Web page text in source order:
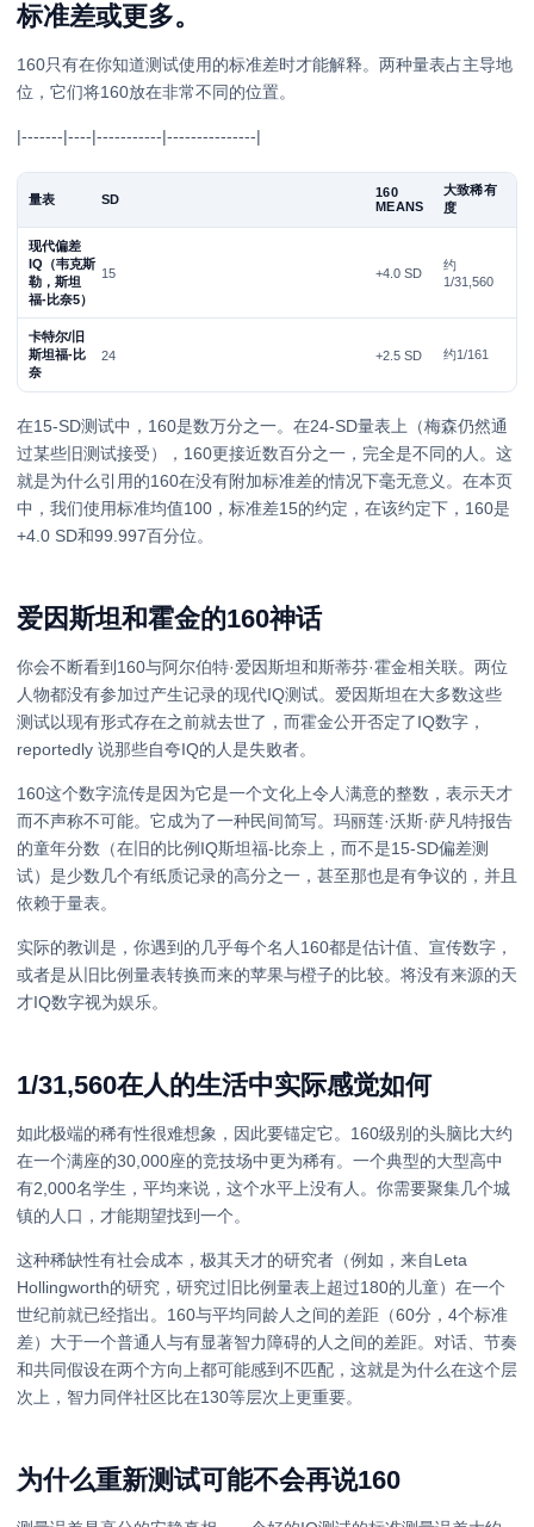
标准差或更多。
160只有在你知道测试使用的标准差时才能解释。两种量表占主导地
位，它们将160放在非常不同的位置。
|-------|----|-----------|---------------|
量表 SD
160
MEANS
大致稀有
度
现代偏差
IQ（韦克斯
勒，斯坦
福-比奈5）
15 +4.0 SD
约
1/31,560
卡特尔/旧
斯坦福-比
奈
24 +2.5 SD 约1/161
在15-SD测试中，160是数万分之一。在24-SD量表上（梅森仍然通
过某些旧测试接受），160更接近数百分之一，完全是不同的人。这
就是为什么引用的160在没有附加标准差的情况下毫无意义。在本页
中，我们使用标准均值100，标准差15的约定，在该约定下，160是
+4.0 SD和99.997百分位。
爱因斯坦和霍金的160神话
你会不断看到160与阿尔伯特·爱因斯坦和斯蒂芬·霍金相关联。两位
人物都没有参加过产生记录的现代IQ测试。爱因斯坦在大多数这些
测试以现有形式存在之前就去世了，而霍金公开否定了IQ数字，
reportedly 说那些自夸IQ的人是失败者。
160这个数字流传是因为它是一个文化上令人满意的整数，表示天才
而不声称不可能。它成为了一种民间简写。玛丽莲·沃斯·萨凡特报告
的童年分数（在旧的比例IQ斯坦福-比奈上，而不是15-SD偏差测
试）是少数几个有纸质记录的高分之一，甚至那也是有争议的，并且
依赖于量表。
实际的教训是，你遇到的几乎每个名人160都是估计值、宣传数字，
或者是从旧比例量表转换而来的苹果与橙子的比较。将没有来源的天
才IQ数字视为娱乐。
1/31,560在人的生活中实际感觉如何
如此极端的稀有性很难想象，因此要锚定它。160级别的头脑比大约
在一个满座的30,000座的竞技场中更为稀有。一个典型的大型高中
有2,000名学生，平均来说，这个水平上没有人。你需要聚集几个城
镇的人口，才能期望找到一个。
这种稀缺性有社会成本，极其天才的研究者（例如，来自Leta
Hollingworth的研究，研究过旧比例量表上超过180的儿童）在一个
世纪前就已经指出。160与平均同龄人之间的差距（60分，4个标准
差）大于一个普通人与有显著智力障碍的人之间的差距。对话、节奏
和共同假设在两个方向上都可能感到不匹配，这就是为什么在这个层
次上，智力同伴社区比在130等层次上更重要。
为什么重新测试可能不会再说160